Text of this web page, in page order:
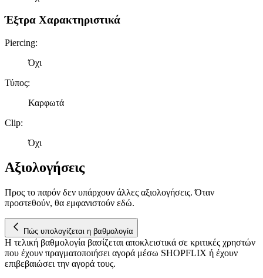
μας και την ανάπτυξη προϊόντων. Επίσης, κοινοποιούμε
πληροφορίες σχετικά με την από μέρους σας χρήση της
δικτύωσης, διαφημίσεων και ανάλυσης.
Έξτρα Χαρακτηριστικά
Piercing:
Όχι
Τύπος:
Καρφωτά
Clip:
Όχι
Αξιολογήσεις
Προς το παρόν δεν υπάρχουν άλλες αξιολογήσεις. Όταν
προστεθούν, θα εμφανιστούν εδώ.
Πώς υπολογίζεται η βαθμολογία
Η τελική βαθμολογία βασίζεται αποκλειστικά σε κριτικές χρηστών
που έχουν πραγματοποιήσει αγορά μέσω SHOPFLIX ή έχουν
επιβεβαιώσει την αγορά τους.